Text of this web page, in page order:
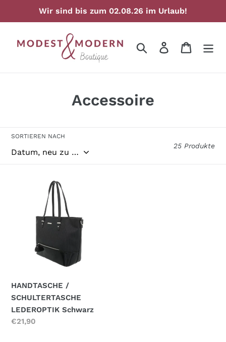
Wir sind bis zum 02.08.26 im Urlaub!
Suchen Einloggen
S
m
g
:
Accessoire
SORTIEREN NACH
25 Produkte
HANDTASCHE
SCHULTERTASCHE
LEDEROPTIK
Schwarz
HANDTASCHE /
SCHULTERTASCHE
LEDEROPTIK Schwarz
Normaler
€21,90